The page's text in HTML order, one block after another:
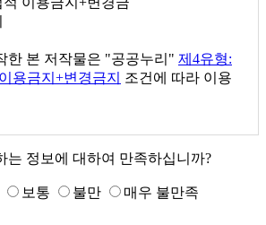
한 본 저작물은 "공공누리" 제4유형:
용금지+변경금지
조건에 따라 이용
는 정보에 대하여 만족하십니까?
보통 불만
매우 불만족